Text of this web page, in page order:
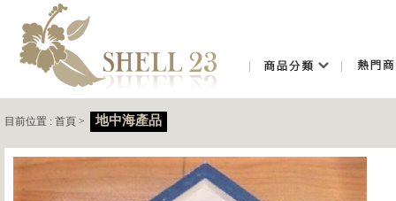
目前位置 : 首頁 > 地中海產品